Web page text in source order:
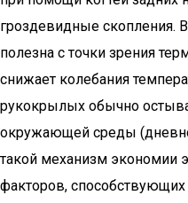
гроздевидные скопления.
полезна с точки зрения
снижает колебания
рукокрылых обычно
окружающей среды
такой механизм экономии
факторов, способствующих